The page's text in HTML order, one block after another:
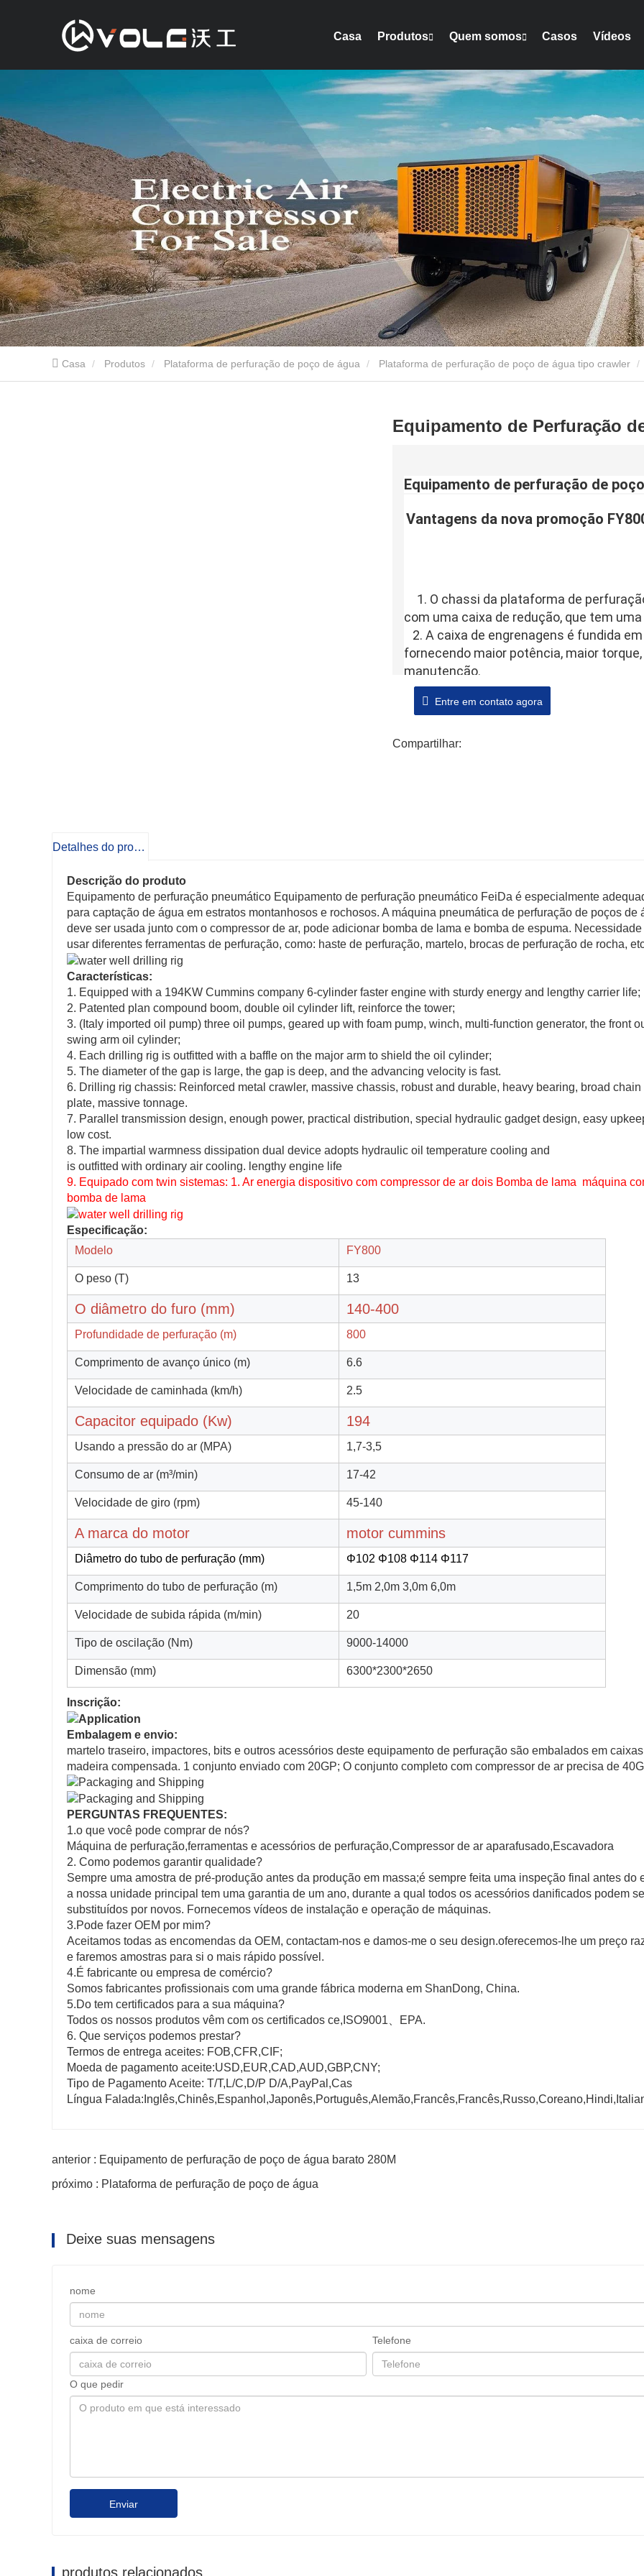
Casa Produtos Quem somos Casos Vídeos
Casa Produtos Plataforma de perfuração de poço de água Plataforma de perfuração de poço de água tipo crawler
Equipamento de Perfuração
Equipamento de perfuração de
Vantagens da nova promoção
1. O chassi da plataforma de
com uma caixa de redução, que tem
fornecendo maior potência, maior
manutenção.
grande, placa de corrente larga, pouco
prolongar a vida útil do tubo de óleo.
Entre em contato agora
Compartilhar:
Detalhes do produto
Descrição do produto
Equipamento de perfuração pneumático Equipamento de perfuração pneumático FeiDa é especialmente
para captação de água em estratos montanhosos e rochosos. A máquina pneumática de perfuração de poços de
deve ser usada junto com o compressor de ar, pode adicionar bomba de lama e bomba de espuma. Necessidade
usar diferentes ferramentas de perfuração, como: haste de perfuração, martelo, brocas de perfuração de rocha,
Características:
1. Equipped with a 194KW Cummins company 6-cylinder faster engine with sturdy energy and lengthy carrier life;
2. Patented plan compound boom, double oil cylinder lift, reinforce the tower;
3. (Italy imported oil pump) three oil pumps, geared up with foam pump, winch, multi-function generator, the front
swing arm oil cylinder;
4. Each drilling rig is outfitted with a baffle on the major arm to shield the oil cylinder;
5. The diameter of the gap is large, the gap is deep, and the advancing velocity is fast.
6. Drilling rig chassis: Reinforced metal crawler, massive chassis, robust and durable, heavy bearing, broad chain
plate, massive tonnage.
7. Parallel transmission design, enough power, practical distribution, special hydraulic gadget design, easy
low cost.
8. The impartial warmness dissipation dual device adopts hydraulic oil temperature cooling and
is outfitted with ordinary air cooling. lengthy engine life
9. Equipado com twin sistemas: 1. Ar energia dispositivo com compressor de ar dois Bomba de lama máquina
bomba de lama
Especificação:
Modelo
FY800
O peso (T) 13
O diâmetro do furo (mm) 140-400
Profundidade de perfuração (m) 800
Comprimento de avanço único (m) 6.6
Velocidade de caminhada (km/h) 2.5
Capacitor equipado (Kw) 194
Usando a pressão do ar (MPA) 1,7-3,5
Consumo de ar (m³/min) 17-42
Velocidade de giro (rpm) 45-140
A marca do motor motor cummins
Diâmetro do tubo de perfuração (mm) Φ102 Φ108 Φ114 Φ117
Comprimento do tubo de perfuração (m) 1,5m 2,0m 3,0m 6,0m
Velocidade de subida rápida (m/min) 20
Tipo de oscilação (Nm) 9000-14000
Dimensão (mm) 6300*2300*2650
Inscrição:
Embalagem e envio:
martelo traseiro, impactores, bits e outros acessórios deste equipamento de perfuração são embalados em
madeira compensada. 1 conjunto enviado com 20GP; O conjunto completo com compressor de ar precisa de
PERGUNTAS FREQUENTES:
1.o que você pode comprar de nós?
Máquina de perfuração,ferramentas e acessórios de perfuração,Compressor de ar aparafusado,Escavadora
2. Como podemos garantir qualidade?
Sempre uma amostra de pré-produção antes da produção em massa;é sempre feita uma inspeção final antes do
a nossa unidade principal tem uma garantia de um ano, durante a qual todos os acessórios danificados podem
substituídos por novos. Fornecemos vídeos de instalação e operação de máquinas.
3.Pode fazer OEM por mim?
Aceitamos todas as encomendas da OEM, contactam-nos e damos-me o seu design.oferecemos-lhe um preço
e faremos amostras para si o mais rápido possível.
4.É fabricante ou empresa de comércio?
Somos fabricantes profissionais com uma grande fábrica moderna em ShanDong, China.
5.Do tem certificados para a sua máquina?
Todos os nossos produtos vêm com os certificados ce,ISO9001、EPA.
6. Que serviços podemos prestar?
Termos de entrega aceites: FOB,CFR,CIF;
Moeda de pagamento aceite:USD,EUR,CAD,AUD,GBP,CNY;
Tipo de Pagamento Aceite: T/T,L/C,D/P D/A,PayPal,Cas
Língua
anterior : Equipamento de perfuração de poço de água barato 280M
próximo : Plataforma de perfuração de poço de água
Deixe suas mensagens
nome
caixa de correio Telefone
O que pedir
Enviar
produtos relacionados